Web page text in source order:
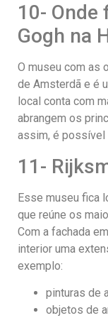
10- Onde
Gogh na
O museu com as
de Amsterdã e é
local conta com
abrangem os
assim, é possível
11-
Esse museu fica
que reúne os
Com a fachada
interior uma
exemplo:
pinturas de
objetos de